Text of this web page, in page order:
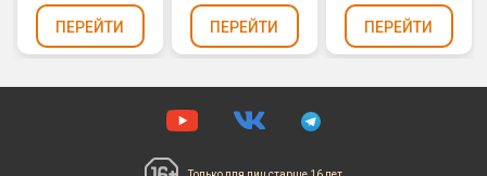
ПЕРЕЙТИ ПЕРЕЙТИ ПЕРЕЙТИ